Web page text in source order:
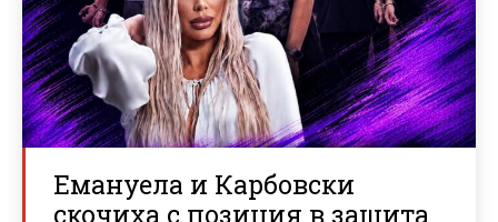
Емануела и Карбовски
скочиха с позиция в защита